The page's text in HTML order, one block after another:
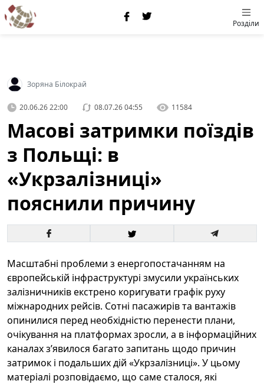
Розділи
Зоряна Білокрай
20.06.26 22:00 08.07.26 04:55 11584
Масові затримки поїздів
з Польщі: в
«Укрзалізниці»
пояснили причину
Масштабні проблеми з енергопостачанням на
європейській інфраструктурі змусили українських
залізничників екстрено коригувати графік руху
міжнародних рейсів. Сотні пасажирів та вантажів
опинилися перед необхідністю перенести плани,
очікування на платформах зросли, а в інформаційних
каналах зʼявилося багато запитань щодо причин
затримок і подальших дій «Укрзалізниці». У цьому
матеріалі розповідаємо, що саме сталося, які